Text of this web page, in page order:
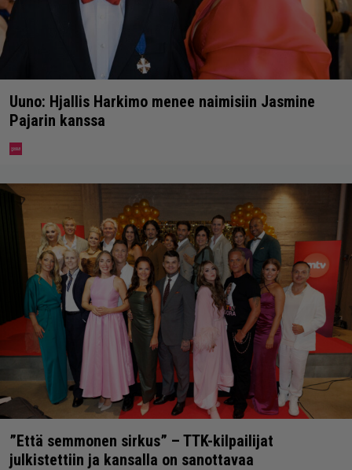
Uuno: Hjallis Harkimo menee naimisiin Jasmine
Pajarin kanssa
”Että semmonen sirkus” – TTK-kilpailijat
julkistettiin ja kansalla on sanottavaa